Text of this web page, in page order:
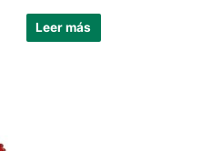
Leer más